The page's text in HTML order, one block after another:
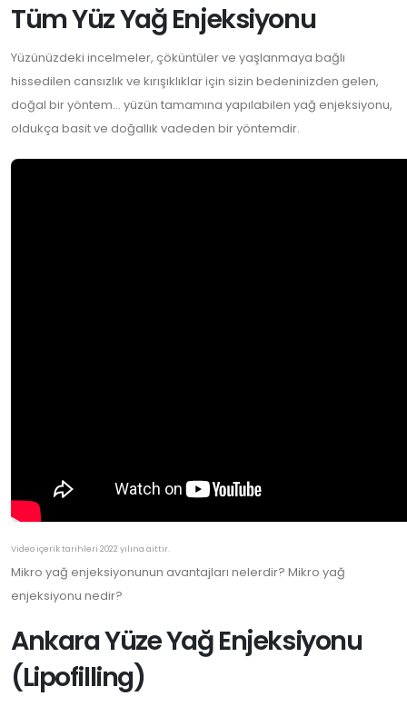
Tüm Yüz Yağ Enjeksiyonu
Yüzünüzdeki incelmeler, çöküntüler ve yaşlanmaya bağlı
hissedilen cansızlık ve kırışıklıklar için sizin bedeninizden gelen,
doğal bir yöntem… yüzün tamamına yapılabilen yağ enjeksiyonu,
oldukça basit ve doğallık vadeden bir yöntemdir.
Video içerik tarihleri 2022 yılına aittir.
Mikro yağ enjeksiyonunun avantajları nelerdir? Mikro yağ
enjeksiyonu nedir?
Ankara Yüze Yağ Enjeksiyonu
(Lipofilling)